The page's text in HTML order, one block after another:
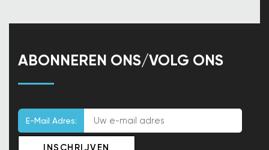
ABONNEREN ONS/VOLG ONS
E-Mail Adres: